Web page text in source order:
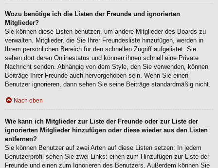
Wozu benötige ich die Listen der Freunde und ignorierten
Mitglieder?
Sie können diese Listen benutzen, um andere Mitglieder des Boards zu
verwalten. Mitglieder, die Sie Ihrer Freundesliste hinzufügen, werden in
Ihrem persönlichen Bereich für den schnellen Zugriff aufgelistet. Sie
sehen dort deren Onlinestatus und können ihnen schnell eine Private
Nachricht senden. Abhängig von dem Style, den Sie verwenden, können
Beiträge Ihrer Freunde auch hervorgehoben sein. Wenn Sie einen
Benutzer ignorieren, dann sehen Sie seine Beiträge standardmäßig nicht.
Nach oben
Wie kann ich Mitglieder zur Liste der Freunde oder zur Liste der
ignorierten Mitglieder hinzufügen oder diese wieder aus den Listen
entfernen?
Sie können Benutzer auf zwei Arten auf diese Listen setzen: In jedem
Benutzerprofil sehen Sie zwei Links: einen zum Hinzufügen zur Liste der
Freunde und einen zum Ignorieren des Benutzers. Außerdem können Sie